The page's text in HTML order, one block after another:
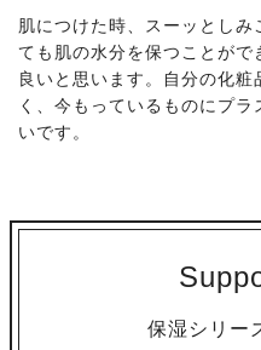
肌につけた時、スーッとし
ても肌の水分を保つことが
良いと思います。自分の化
く、今もっているものにプ
いです。
保湿シリー